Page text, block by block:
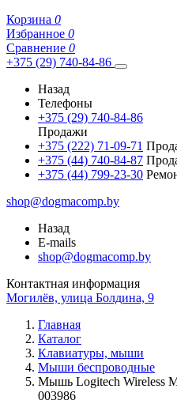
Корзина 0
Избранное 0
Сравнение 0
+375 (29) 740-84-86
Назад
Телефоны
+375 (29) 740-84-86
Продажи
+375 (222) 71-09-71
+375 (44) 740-84-87
+375 (44) 799-23-30
shop@dogmacomp.by
Назад
E-mails
shop@dogmacomp.by
Контактная информация
Могилёв, улица Болдина, 9
Главная
Каталог
Клавиатуры, мыши
Мыши беспроводные
Мышь Logitech Wireless
003986